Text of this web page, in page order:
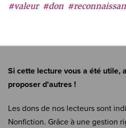
#valeur #don
Si cette lecture vous a été utile,
proposer d'autres !
Les dons de nos lecteurs sont
Nonfiction. Grâce à une gestion